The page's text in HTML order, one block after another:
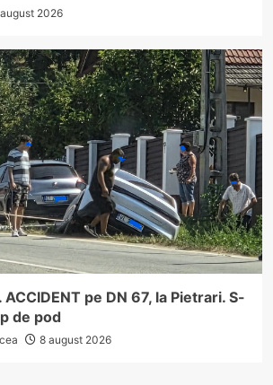
2026
ACCIDENT pe DN 67, la Pietrari. S-
de pod
8 august 2026